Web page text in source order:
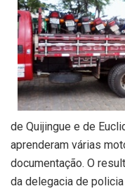
de Quijingue e de
aprenderam várias
documentação. O
da delegacia de